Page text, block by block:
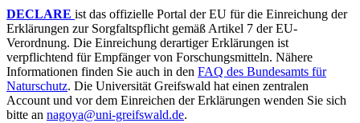
DECLARE ist das offizielle Portal der EU für die Einreichung der
Erklärungen zur Sorgfaltspflicht gemäß Artikel 7 der EU-
Verordnung. Die Einreichung derartiger Erklärungen ist
verpflichtend für Empfänger von Forschungsmitteln. Nähere
Informationen finden Sie auch in den FAQ des Bundesamts für
Naturschutz. Die Universität Greifswald hat einen zentralen
Account und vor dem Einreichen der Erklärungen wenden Sie sich
bitte an nagoya@uni-greifswald.de.